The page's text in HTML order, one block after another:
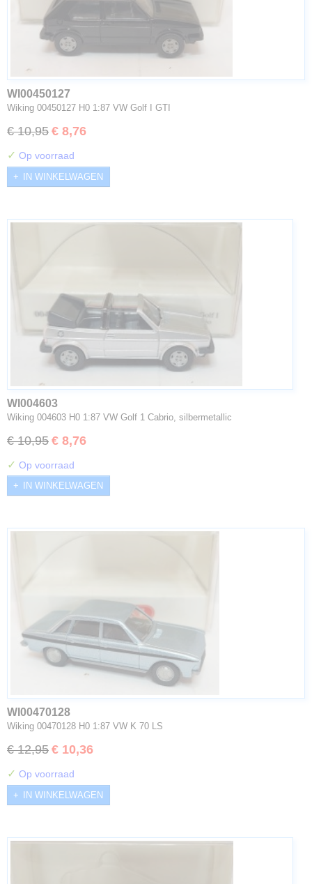
WI00450127
Wiking 00450127 H0 1:87 VW Golf I GTI
€ 10,95 € 8,76
✓ Op voorraad
IN WINKELWAGEN
WI004603
Wiking 004603 H0 1:87 VW Golf 1 Cabrio, silbermetallic
€ 10,95 € 8,76
✓ Op voorraad
IN WINKELWAGEN
WI00470128
Wiking 00470128 H0 1:87 VW K 70 LS
€ 12,95 € 10,36
✓ Op voorraad
IN WINKELWAGEN